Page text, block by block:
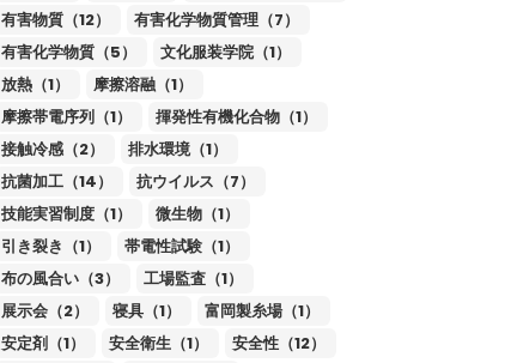
有害物質（12）
有害化学物質管理（7）
有害化学物質（5）
文化服装学院（1）
放熱（1）
摩擦溶融（1）
摩擦帯電序列（1）
揮発性有機化合物（1）
接触冷感（2）
排水環境（1）
抗菌加工（14）
抗ウイルス（7）
技能実習制度（1）
微生物（1）
引き裂き（1）
帯電性試験（1）
布の風合い（3）
工場監査（1）
展示会（2）
寝具（1）
富岡製糸場（1）
安定剤（1）
安全衛生（1）
安全性（12）